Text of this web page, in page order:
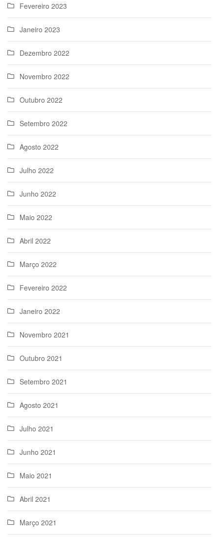
Fevereiro 2023
Janeiro 2023
Dezembro 2022
Novembro 2022
Outubro 2022
Setembro 2022
Agosto 2022
Julho 2022
Junho 2022
Maio 2022
Abril 2022
Março 2022
Fevereiro 2022
Janeiro 2022
Novembro 2021
Outubro 2021
Setembro 2021
Agosto 2021
Julho 2021
Junho 2021
Maio 2021
Abril 2021
Março 2021